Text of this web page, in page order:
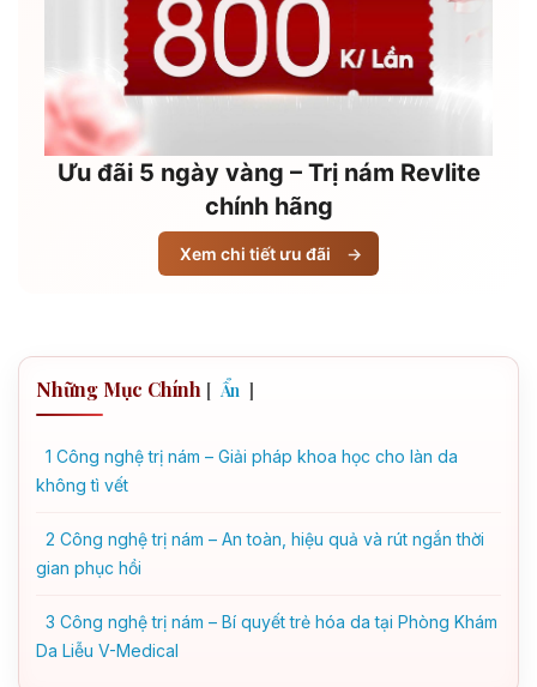
Ưu đãi 5 ngày vàng – Trị nám Revlite
chính hãng
Xem chi tiết ưu đãi →
Những Mục Chính [ Ẩn ]
1 Công nghệ trị nám – Giải pháp khoa học cho làn da
không tì vết
2 Công nghệ trị nám – An toàn, hiệu quả và rút ngắn thời
gian phục hồi
3 Công nghệ trị nám – Bí quyết trẻ hóa da tại Phòng Khám
Da Liễu V-Medical